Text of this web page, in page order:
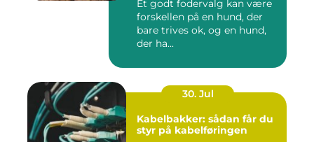
Et godt fodervalg kan være
forskellen på en hund, der
bare trives ok, og en hund,
der ha...
30. Jul
Kabelbakker: sådan får du
styr på kabelføringen